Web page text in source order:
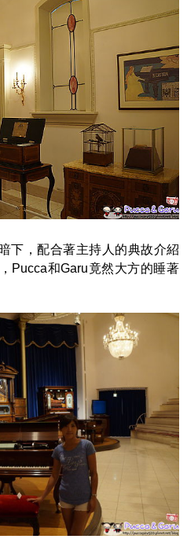
下，配合著主持人的典故介紹
Pucca和Garu竟然大方的睡著